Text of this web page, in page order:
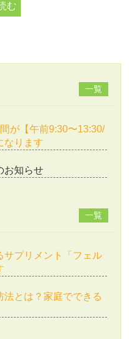
む
一覧
が【午前9:30〜13:30/
なります
お知らせ
一覧
サプリメント「フェル
とは？家庭でできる